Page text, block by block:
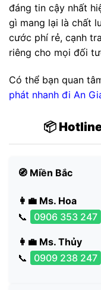
đáng tin cậy nhất
gì mang lại là chất
cước phí rẻ, cạnh
riêng cho mọi đối
Có thể bạn quan
phát nhanh đi An
📦
🧭 Miền Bắc
👩‍💼 Ms. Hoa
📞
0906 353 247
👩‍💼 Ms. Thủy
📞
0909 238 247